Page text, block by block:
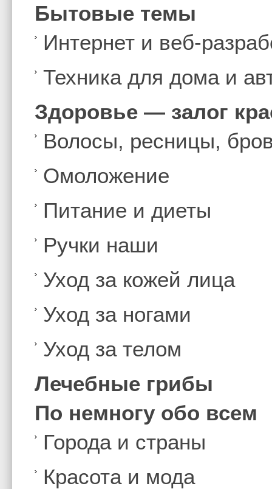
Бытовые темы
Интернет и веб-
Техника для дома и
Здоровье — залог
Волосы, ресницы,
Омоложение
Питание и диеты
Ручки наши
Уход за кожей лица
Уход за ногами
Уход за телом
Лечебные грибы
По немногу обо всем
Города и страны
Красота и мода